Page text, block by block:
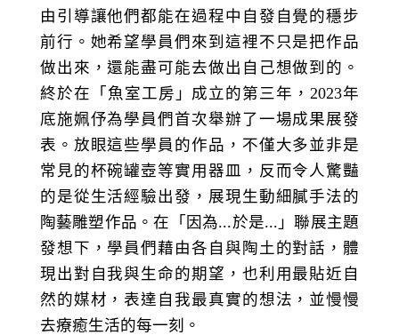
由引導讓他們都能在過程中自發自覺的穩步
前行。她希望學員們來到這裡不只是把作品
做出來，還能盡可能去做出自己想做到的。
終於在「魚室工房」成立的第三年，2023年
底施姵伃為學員們首次舉辦了一場成果展發
表。放眼這些學員的作品，不僅大多並非是
常見的杯碗罐壺等實用器皿，反而令人驚豔
的是從生活經驗出發，展現生動細膩手法的
陶藝雕塑作品。在「因為...於是...」聯展主題
發想下，學員們藉由各自與陶土的對話，體
現出對自我與生命的期望，也利用最貼近自
然的媒材，表達自我最真實的想法，並慢慢
去療癒生活的每一刻。